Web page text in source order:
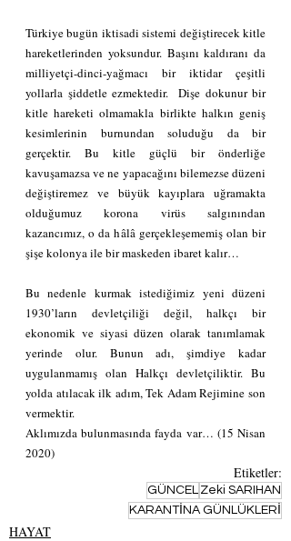
Türkiye bugün iktisadi sistemi değiştirecek kitle
hareketlerinden yoksundur. Başını kaldıranı da
milliyetçi-dinci-yağmacı bir iktidar çeşitli
yollarla şiddetle ezmektedir.  Dişe dokunur bir
kitle hareketi olmamakla birlikte halkın geniş
kesimlerinin burnundan soluduğu da bir
gerçektir. Bu kitle güçlü bir önderliğe
kavuşamazsa ve ne yapacağını bilemezse düzeni
değiştiremez ve büyük kayıplara uğramakta
olduğumuz korona virüs salgınından
kazancımız, o da hâlâ gerçekleşememiş olan bir
şişe kolonya ile bir maskeden ibaret kalır…
Bu nedenle kurmak istediğimiz yeni düzeni
1930’ların devletçiliği değil, halkçı bir
ekonomik ve siyasi düzen olarak tanımlamak
yerinde olur. Bunun adı, şimdiye kadar
uygulanmamış olan Halkçı devletçiliktir. Bu
yolda atılacak ilk adım, Tek Adam Rejimine son
vermektir.
Aklımızda bulunmasında fayda var… (15 Nisan
2020)
Etiketler:
GÜNCEL Zeki SARIHAN
KARANTİNA GÜNLÜKLERİ
HAYAT